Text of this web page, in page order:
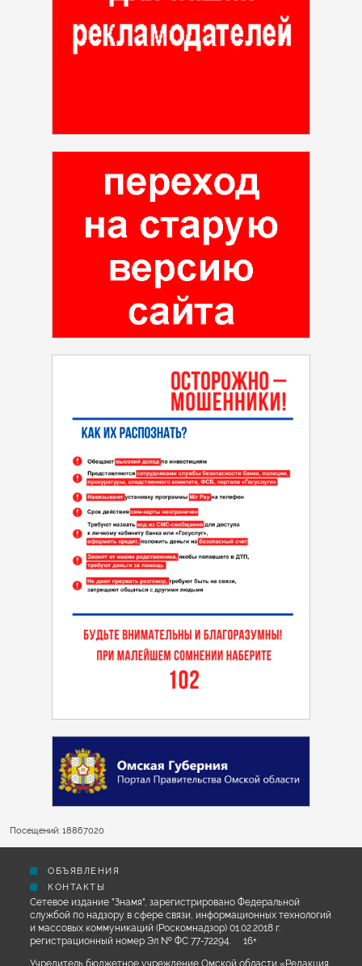
Посещений: 18867020
ОБЪЯВЛЕНИЯ
КОНТАКТЫ
Сетевое издание "Знамя", зарегистрировано Федеральной
службой по надзору в сфере связи, информационных технологий
и массовых коммуникаций (Роскомнадзор) 01.02.2018 г.
регистрационный номер Эл № ФС 77-72294. 16+